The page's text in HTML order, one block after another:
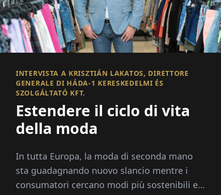
INTERVISTA A KRISZTIÁN LAKATOS, DIRETTORE
GENERALE DI HÁDA-1 KERESKEDELMI ÉS
SZOLGÁLTATÓ KFT.
Estendere il ciclo di vita
della moda
In tutta Europa, la moda di seconda mano
sta guadagnando nuovo slancio mentre i
consumatori cercano modi più sostenibili ed